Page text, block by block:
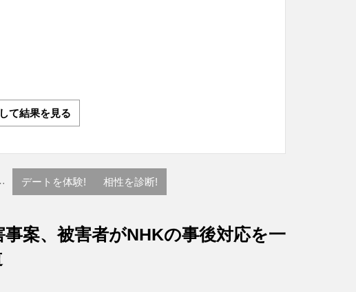
て結果を見る
デートを体験! 相性を診断!
案、被害者がNHKの事後対応を一